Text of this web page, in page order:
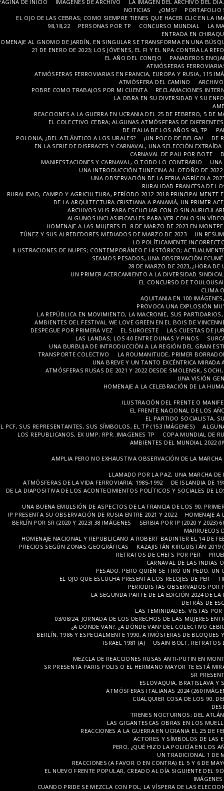
DE INICIO IMÁGENES DE ARCHIVO
LA IMAGEN DEL ARCHIVO DEL DÍA.
NOTICIAS
¿OMS?
PORTAFOLIO
EL OJO DE LAS CEBRAS; COMO SIEMPRE TIENES QUE HACER CLIC EN LA
98,18,22
PERSONAS POR TP CONCURSO MUNDIAL
LA
ENTRADA EN
AL GNOMO DE JARDÍN, EN SINGULAR SE TRANSFORMA EN UNA
21 DE ENERO DE 2023; LOS JÓVENES, EL FI Y EL NPA CONTRA LA
EL AÑO DEL CONEJO
PANADEROS
ATMÓSFERAS
ATMÓSFERAS FERROVIARIAS EN FRANCIA, EUROPA Y RUSIA, 115
ATMÓSFERA DEL CAMINO
POBRE COMO TRABAJOS POR MI CUENTA
RECLAMACIONES
LA OBRA EN SU DIVERSIDAD Y SU
REACCIONES A LA GUERRA EN UCRANIA DEL 25 DE FEBRERO, 5 DE
EL COLECTIVO CEBRA; ALGUNAS ATMÓSFERAS DE
DE ITALIA DE LOS AÑOS 90, TP
POLONIA, ¿DEL ATLÁNTICO A LOS URALES?
¡UN POCO DE BELGA!
DE
EN LA SERIE DE DISFRACES Y CARNAVAL, UNA SELECCIÓN
CARNAVAL DE PAU POR BOTE
MANIFESTACIONES Y CARNAVAL, O TODO LO CONTRARIO
UNA
UNA INTRODUCCIÓN TUNECINA AL OTOÑO DE
UNA OBSERVACIÓN DE LA FERIA AGRÍCOLA
RURALIDAD FRANCESA DE
RURALIDAD, CAMPO Y AGRICULTURA, PERÍODO 2012-2018 PRINCIPALMENTE
DE LA ARQUITECTURA CRISTIANA A PANAMÁ, UN PRIMER
ARCHIVOS VHS PARA ESCUCHAR CON O SIN
ALGUNOS INCLASIFICABLES PARA VER CON O SIN
HOMENAJE A LAS MUJERES EL 8 DE MARZO DE 2023 EN
TÚNEZ Y SUS ALREDEDORES MEDIADOS DE MARZO DE 2023
UN
LO POLÍTICAMENTE
ILUSTRACIONES DE NUPES; CONTEMPORÁNEO E HISTÓRICO;
SEAMOS PESADOS, UNA OBSERVACIÓN
28 DE MARZO DE 2023, ¿HORA DE
UN PRIMER ACERCAMIENTO A LA DIVERSIDAD
EL CONCURSO DE
CLIMA
AQUITANIA EN 100
PROVOCA UNA EXPLOSIÓN
LA REPÚBLICA EN MOVIMIENTO, LA MACRONIE, SUS
AMBIENTES DEL FESTIVAL WE LOVE GREEN EN EL BOIS DE
DESPEGUE POR PRIMERA VEZ
EL SUROESTE
LAS CUESTAS DE
LAS LANDAS; LOS 40 ENTRE DUNAS Y PINOS
UNA BURBUJA DE INTRODUCCIÓN A LA REGIÓN DEL GRAN
TRANSPORTE COLECTIVO
LA ROUMANITUDE, PRIMER
UNA BREVE Y UN TANTO EXCÉNTRICA
ATMÓSFERAS RUSAS DE 2021 Y 2022 DESDE SMOLENSK,
UNA VISIÓN
HOMENAJE A LA CELEBRACIÓN DE LA
ILUSTRACIÓN DEL FRENTE O
EL FRENTE NACIONAL DE LOS
EL PARTIDO SOCIALISTA,
PCF, SUS REPRESENTANTES, SUS SÍMBOLOS, EL TP (153 IMÁGENES)
LOS REPUBLICANOS, EX UMP; RPR..IMAGENES TP
COPA MUNDIAL DE
AMBIENTES DEL MUNDIAL 2022
AMPLIA PERO NO EXHAUSTIVA OBSERVACIÓN DE LA
LLAMADO POR LA PAZ, UNA MARCHA
ATMÓSFERAS DE LA VIDA FERROVIARIA; 1985-1992
DE ISLANDIA DE
DE LA DIAPOSITIVA DE LOS ACONTECIMIENTOS POLÍTICOS Y SOCIALES DE
UNA BUENA EMULSIÓN DE ASPECTOS DE LA FRANCIA DE LOS 90;
IP PRESENTA SU OBSERVACIÓN DE RUSIA ENTRE 2021 Y 2022
HOMENAJE A
BERLÍN POR SR (2020 Y 2023) 38 IMÁGENES
SERBIA POR IP (2020 Y 2023)
MARRUECOS
HOMENAJE NACIONAL Y REPUBLICANO A ROBERT BADINTER EL 14 DE
PRECIOS SEGÚN ZONAS GEOGRÁFICAS
KAZAJISTÁN KIRGUISTÁN 2019
RETRATOS DE CHEFS POR PER
CARNAVAL DE LAS INDIAS
PESADO; PERO QUIÉN SE TIRÓ UN PEDO; UN
EL OJO QUE ESCUCHA PRESENTA LOS RELOJES DE PER
PERIODISTAS OBSERVADOS POR
LA SEGUNDA PARTE DE LA EDICIÓN 2024 DE
DETRÁS DE
LAS FEMINIDADES, VISTAS
03/08/24, JORNADA DE LOS DERECHOS DE LAS MUJERES
¿A DÓNDE VAN?, ¿A DÓNDE VAN? DEL COLECTIVO
BERLÍN, 1986 Y ESPECIALMENTE 1990, ATMÓSFERAS DE BLOQUES
ISRAEL 1981 (A)
USAIN BOLT, RETRATOS
MEZCLA DE REACCIONES RUSAS ANTI-PUTIN EN
SR PRESENTA PARIS POLIS O EL HERMANO MAYOR TE ESTÁ
SR
ESLOVAQUIA, BRATISLAVA Y
ATMÓSFERAS ITALIANAS 2024 (260
CUALQUIER COSA DE LOS 90,
TRENES NOCTURNOS; DEL
LAS GIGANTESCAS OBRAS EN LOS
REACCIONES A LA GUERRA EN UCRANIA EL 25 DE
ACTORES Y SÍMBOLOS DE LAS
PERO, ¿QUÉ HIZO LA POLICÍA EN LOS
UN TRADICIONAL 1 DE
REACCIONES (A FAVOR O EN CONTRA) EL 5 Y 6 DE
EL NUEVO FRENTE POPULAR, CREADO AL DÍA SIGUIENTE DEL
CUANDO PRIDE SE MEZCLA CON POL; LA VÍSPERA DE LAS